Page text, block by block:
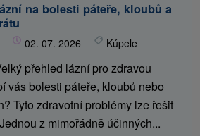
na bolesti páteře, kloubů a
02. 07. 2026 Kúpele
přehled lázní pro zdravou
vás bolesti páteře, kloubů nebo
Tyto zdravotní problémy lze řešit
z mimořádně účinných...